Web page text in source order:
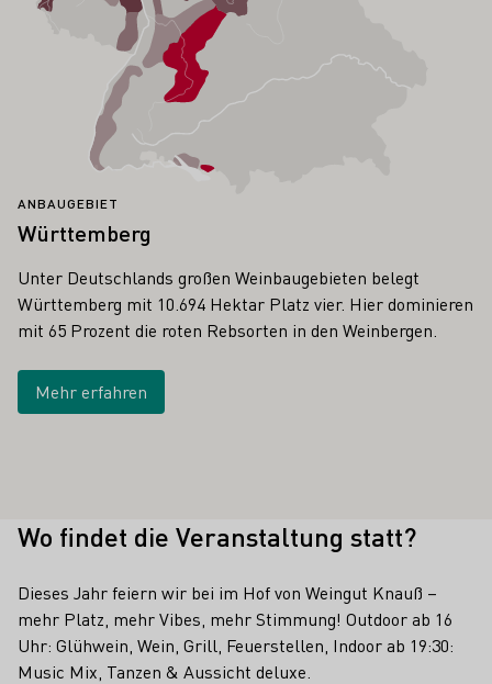
ANBAUGEBIET
Württemberg
Unter Deutschlands großen Weinbaugebieten belegt
Württemberg mit 10.694 Hektar Platz vier. Hier dominieren
mit 65 Prozent die roten Rebsorten in den Weinbergen.
Mehr erfahren
Wo findet die Veranstaltung statt?
Dieses Jahr feiern wir bei im Hof von Weingut Knauß –
mehr Platz, mehr Vibes, mehr Stimmung! Outdoor ab 16
Uhr: Glühwein, Wein, Grill, Feuerstellen, Indoor ab 19:30:
Music Mix, Tanzen & Aussicht deluxe.